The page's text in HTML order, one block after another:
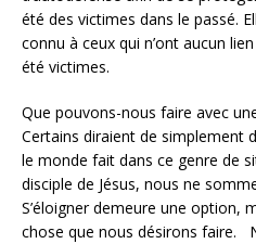
été des victimes dans le passé.
connu à ceux qui n’ont aucun
été victimes.
Que pouvons-nous faire avec
Certains diraient de simplement
le monde fait dans ce genre de
disciple de Jésus, nous ne
S’éloigner demeure une option,
chose que nous désirons faire.